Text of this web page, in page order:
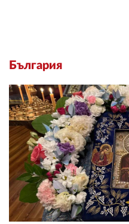
България